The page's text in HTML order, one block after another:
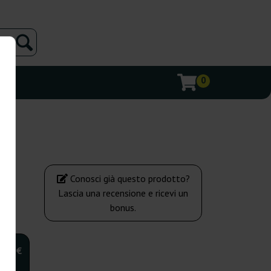
0
€
Conosci già questo prodotto?
Lascia una recensione e ricevi un
bonus.